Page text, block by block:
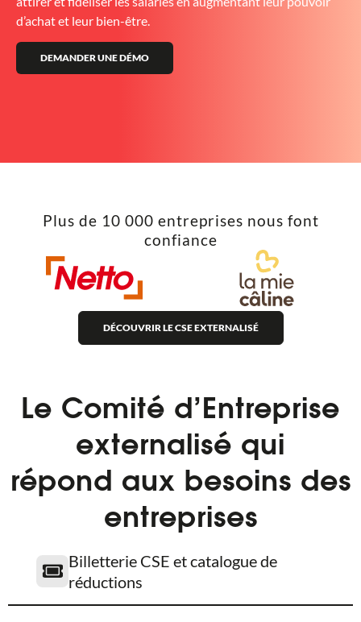
d’achat et leur bien-être.
DEMANDER UNE DÉMO
Plus de 10 000 entreprises nous font
confiance
DÉCOUVRIR LE CSE EXTERNALISÉ
Le Comité d’Entreprise
externalisé qui
répond aux besoins des
entreprises
Billetterie CSE et catalogue de
réductions